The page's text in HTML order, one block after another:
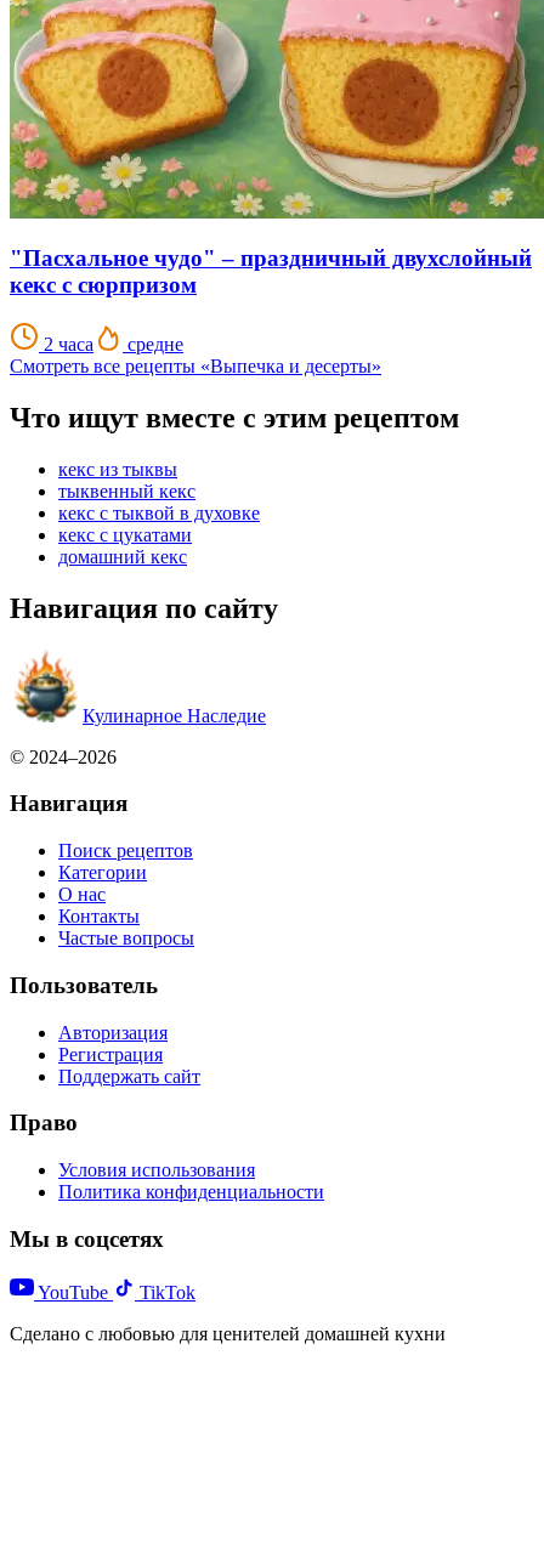
"Пасхальное чудо" – праздничный двухслойный
кекс с сюрпризом
2 часа
средне
Смотреть все рецепты «Выпечка и десерты»
Что ищут вместе с этим рецептом
кекс из тыквы
тыквенный кекс
кекс с тыквой в духовке
кекс с цукатами
домашний кекс
Навигация по сайту
Кулинарное Наследие
© 2024–2026
Навигация
Поиск рецептов
Категории
О нас
Контакты
Частые вопросы
Пользователь
Авторизация
Регистрация
Поддержать сайт
Право
Условия использования
Политика конфиденциальности
Мы в соцсетях
YouTube
TikTok
Сделано с любовью для ценителей домашней кухни